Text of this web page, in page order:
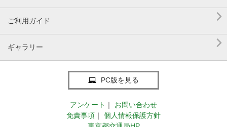
ご利用ガイド 
ギャラリー 
PC版を見る
アンケート ｜
お問い合わせ
免責事項 ｜
個人情報保護方針